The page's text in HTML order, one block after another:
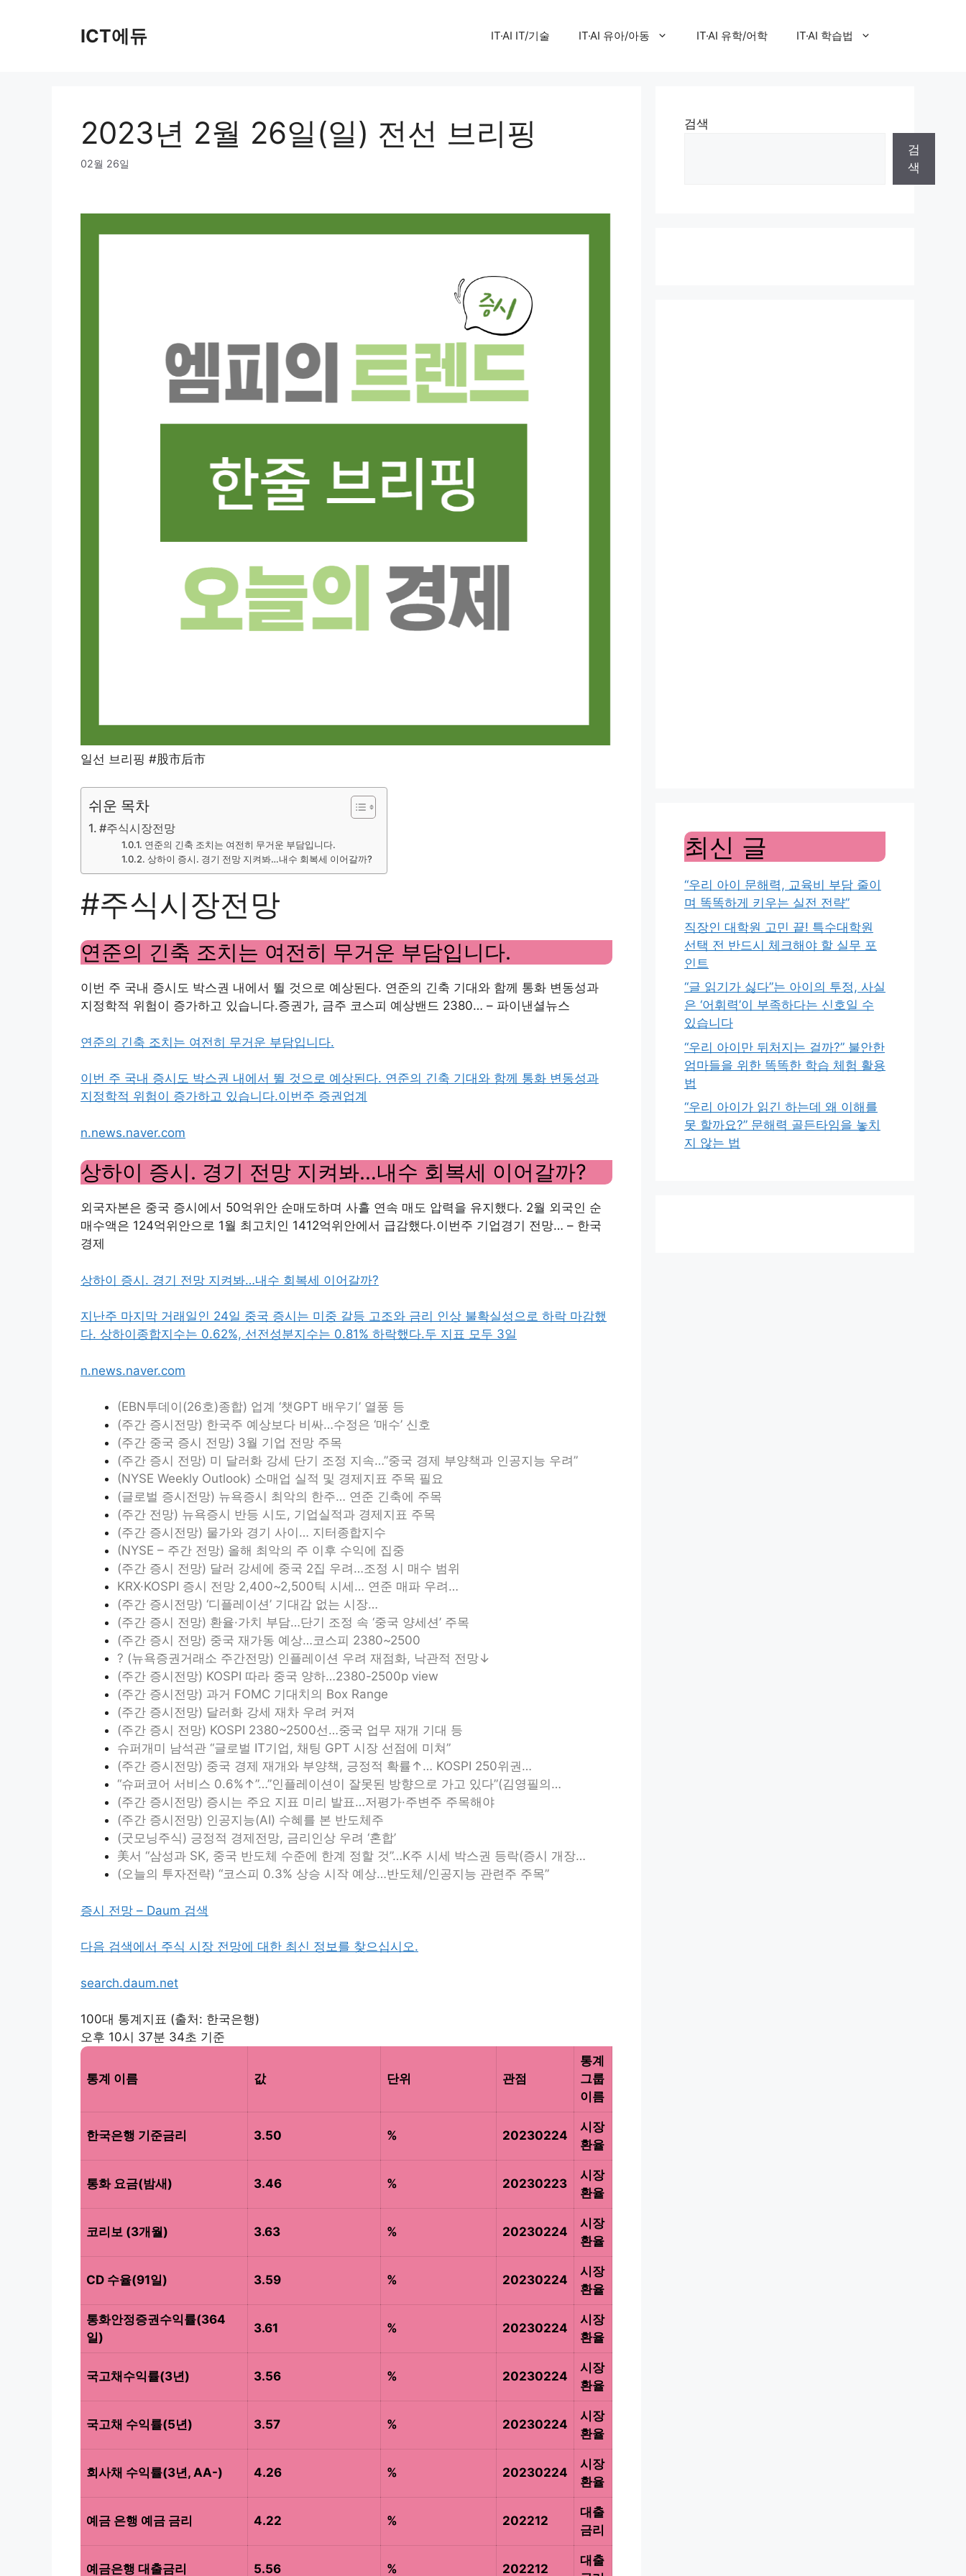
ICT에듀 IT·AI IT/기술 IT·AI 유아/아동 IT·AI 유학/어학 IT·AI 학습법
2023년 2월 26일(일) 전선 브리핑
02월 26일
일선 브리핑 #股市后市
쉬운 목차
#주식시장전망
연준의 긴축 조치는 여전히 무거운 부담입니다.
상하이 증시. 경기 전망 지켜봐…내수 회복세 이어갈까?
#주식시장전망
연준의 긴축 조치는 여전히 무거운 부담입니다.
이번 주 국내 증시도 박스권 내에서 뛸 것으로 예상된다. 연준의 긴축 기대와 함께 통화 변동성과
지정학적 위험이 증가하고 있습니다.증권가, 금주 코스피 예상밴드 2380… – 파이낸셜뉴스
연준의 긴축 조치는 여전히 무거운 부담입니다.
이번 주 국내 증시도 박스권 내에서 뛸 것으로 예상된다. 연준의 긴축 기대와 함께 통화 변동성과
지정학적 위험이 증가하고 있습니다.이번주 증권업계
n.news.naver.com
상하이 증시. 경기 전망 지켜봐…내수 회복세 이어갈까?
외국자본은 중국 증시에서 50억위안 순매도하며 사흘 연속 매도 압력을 유지했다. 2월 외국인 순
매수액은 124억위안으로 1월 최고치인 1412억위안에서 급감했다.이번주 기업경기 전망… – 한국
경제
상하이 증시. 경기 전망 지켜봐…내수 회복세 이어갈까?
지난주 마지막 거래일인 24일 중국 증시는 미중 갈등 고조와 금리 인상 불확실성으로 하락 마감했
다. 상하이종합지수는 0.62%, 선전성분지수는 0.81% 하락했다.두 지표 모두 3일
n.news.naver.com
(EBN투데이(26호)종합) 업계 ‘챗GPT 배우기’ 열풍 등
(주간 증시전망) 한국주 예상보다 비싸…수정은 ‘매수’ 신호
(주간 중국 증시 전망) 3월 기업 전망 주목
(주간 증시 전망) 미 달러화 강세 단기 조정 지속…”중국 경제 부양책과 인공지능 우려”
(NYSE Weekly Outlook) 소매업 실적 및 경제지표 주목 필요
(글로벌 증시전망) 뉴욕증시 최악의 한주… 연준 긴축에 주목
(주간 전망) 뉴욕증시 반등 시도, 기업실적과 경제지표 주목
(주간 증시전망) 물가와 경기 사이… 지터종합지수
(NYSE – 주간 전망) 올해 최악의 주 이후 수익에 집중
(주간 증시 전망) 달러 강세에 중국 2집 우려…조정 시 매수 범위
KRX·KOSPI 증시 전망 2,400~2,500틱 시세… 연준 매파 우려…
(주간 증시전망) ‘디플레이션’ 기대감 없는 시장…
(주간 증시 전망) 환율·가치 부담…단기 조정 속 ‘중국 양세션’ 주목
(주간 증시 전망) 중국 재가동 예상…코스피 2380~2500
? (뉴욕증권거래소 주간전망) 인플레이션 우려 재점화, 낙관적 전망↓
(주간 증시전망) KOSPI 따라 중국 양하…2380-2500p view
(주간 증시전망) 과거 FOMC 기대치의 Box Range
(주간 증시전망) 달러화 강세 재차 우려 커져
(주간 증시 전망) KOSPI 2380~2500선…중국 업무 재개 기대 등
슈퍼개미 남석관 “글로벌 IT기업, 채팅 GPT 시장 선점에 미쳐”
(주간 증시전망) 중국 경제 재개와 부양책, 긍정적 확률↑… KOSPI 250위권…
“슈퍼코어 서비스 0.6%↑”…”인플레이션이 잘못된 방향으로 가고 있다”(김영필의…
(주간 증시전망) 증시는 주요 지표 미리 발표…저평가·주변주 주목해야
(주간 증시전망) 인공지능(AI) 수혜를 본 반도체주
(굿모닝주식) 긍정적 경제전망, 금리인상 우려 ‘혼합’
美서 “삼성과 SK, 중국 반도체 수준에 한계 정할 것”…K주 시세 박스권 등락(증시 개장…
(오늘의 투자전략) “코스피 0.3% 상승 시작 예상…반도체/인공지능 관련주 주목”
증시 전망 – Daum 검색
다음 검색에서 주식 시장 전망에 대한 최신 정보를 찾으십시오.
search.daum.net
100대 통계지표 (출처: 한국은행)
오후 10시 37분 34초 기준
통계 이름 값 단위 관점
통계
그룹
이름
한국은행 기준금리 3.50 % 20230224
시장
환율
통화 요금(밤새) 3.46 % 20230223
시장
환율
코리보 (3개월) 3.63 % 20230224
시장
환율
CD 수율(91일) 3.59 % 20230224
시장
환율
통화안정증권수익률(364
일)
3.61 % 20230224
시장
환율
국고채수익률(3년) 3.56 % 20230224
시장
환율
국고채 수익률(5년) 3.57 % 20230224
시장
환율
회사채 수익률(3년, AA-) 4.26 % 20230224
시장
환율
예금 은행 예금 금리 4.22 % 202212
대출
금리
예금은행 대출금리 5.56 % 202212
대출
검색
검
색
최신 글
“우리 아이 문해력, 교육비 부담 줄이
며 똑똑하게 키우는 실전 전략”
직장인 대학원 고민 끝! 특수대학원
선택 전 반드시 체크해야 할 실무 포
인트
“글 읽기가 싫다”는 아이의 투정, 사실
은 ‘어휘력’이 부족하다는 신호일 수
있습니다
“우리 아이만 뒤처지는 걸까?” 불안한
엄마들을 위한 똑똑한 학습 체험 활용
법
“우리 아이가 읽긴 하는데 왜 이해를
못 할까요?” 문해력 골든타임을 놓치
지 않는 법